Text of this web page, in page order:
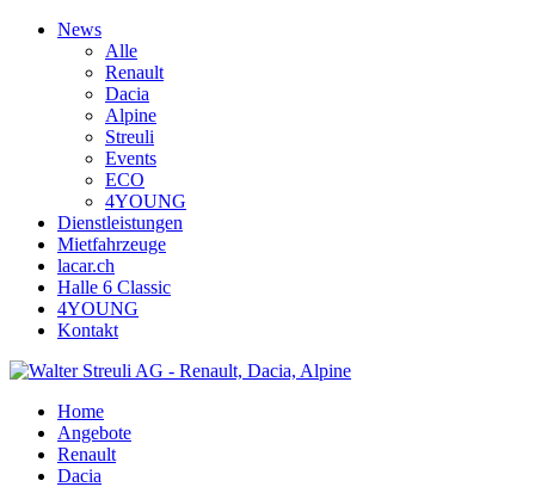
News
Alle
Renault
Dacia
Alpine
Streuli
Events
ECO
4YOUNG
Dienstleistungen
Mietfahrzeuge
lacar.ch
Halle 6 Classic
4YOUNG
Kontakt
Home
Angebote
Renault
Dacia